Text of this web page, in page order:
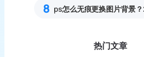
8
热门文章